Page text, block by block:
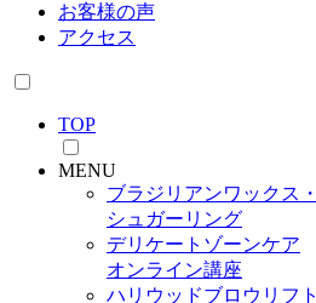
お客様の声
アクセス
TOP
MENU
ブラジリアンワックス・
シュガーリング
デリケートゾーンケア
オンライン講座
ハリウッドブロウリフト